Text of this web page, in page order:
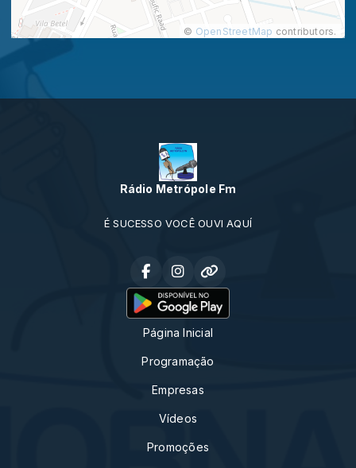
© OpenStreetMap contributors.
Rádio Metrópole Fm
É SUCESSO VOCÊ OUVI AQUÍ
Página Inicial
Programação
Empresas
Vídeos
Promoções